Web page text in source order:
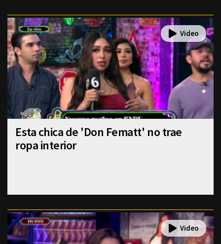
Esta chica de 'Don Fematt' no trae
ropa interior